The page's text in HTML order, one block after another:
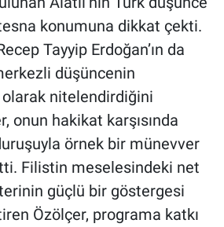
konumuna dikkat çekti.
Tayyip Erdoğan’ın da
düşüncenin
nitelendirdiğini
onun hakikat karşısında
örnek bir münevver
Filistin meselesindeki net
güçlü bir göstergesi
Özölçer, programa katkı